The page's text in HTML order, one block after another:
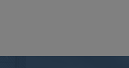
นค้าปศุสัตว์ ร่วมกับสำนักพัฒนาระบบ
วจสอบผลิตภัณฑ์แปรรูปนมโรงเรียน